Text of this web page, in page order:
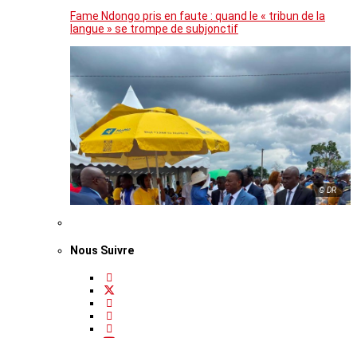
Fame Ndongo pris en faute : quand le « tribun de la
langue » se trompe de subjonctif
© DR
Nous Suivre